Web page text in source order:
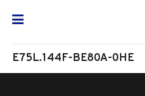
E75L.144F-BE80A-0HE